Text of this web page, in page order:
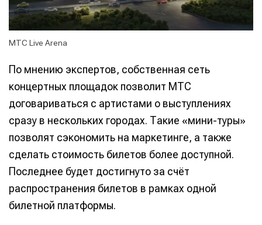
МТС Live Arena
По мнению экспертов, собственная сеть
концертных площадок позволит МТС
договариваться с артистами о выступлениях
сразу в нескольких городах. Такие «мини-туры»
позволят сэкономить на маркетинге, а также
сделать стоимость билетов более доступной.
Последнее будет достигнуто за счёт
распространения билетов в рамках одной
билетной платформы.